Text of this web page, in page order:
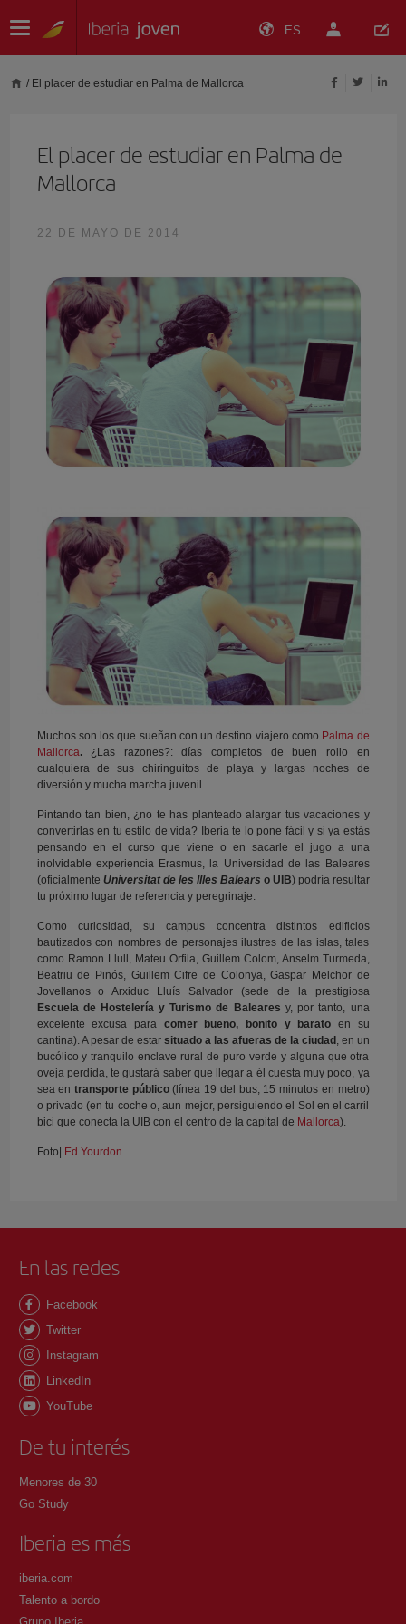
ES
/ El placer de estudiar en Palma de Mallorca
El placer de estudiar en Palma de
Mallorca
22 DE MAYO DE 2014
Muchos son los que sueñan con un destino viajero como Palma de
Mallorca. ¿Las razones?: días completos de buen rollo en
cualquiera de sus chiringuitos de playa y largas noches de
diversión y mucha marcha juvenil.
Pintando tan bien, ¿no te has planteado alargar tus vacaciones y
convertirlas en tu estilo de vida? Iberia te lo pone fácil y si ya estás
pensando en el curso que viene o en sacarle el jugo a una
inolvidable experiencia Erasmus, la Universidad de las Baleares
(oficialmente Universitat de les Illes Balears o UIB) podría resultar
tu próximo lugar de referencia y peregrinaje.
Como curiosidad, su campus concentra distintos edificios
bautizados con nombres de personajes ilustres de las islas, tales
como Ramon Llull, Mateu Orfila, Guillem Colom, Anselm Turmeda,
Beatriu de Pinós, Guillem Cifre de Colonya, Gaspar Melchor de
Jovellanos o Arxiduc Lluís Salvador (sede de la prestigiosa
Escuela de Hostelería y Turismo de Baleares y, por tanto, una
excelente excusa para comer bueno, bonito y barato en su
cantina). A pesar de estar situado a las afueras de la ciudad, en un
bucólico y tranquilo enclave rural de puro verde y alguna que otra
oveja perdida, te gustará saber que llegar a él cuesta muy poco, ya
sea en transporte público(línea 19 del bus, 15 minutos en metro)
o privado (en tu coche o, aun mejor, persiguiendo el Sol en el carril
bici que conecta la UIB con el centro de la capital de Mallorca).
Foto| Ed Yourdon
En las redes
Facebook
Twitter
Instagram
LinkedIn
YouTube
De tu interés
Menores de 30
Go Study
Iberia es más
iberia.com
Talento a bordo